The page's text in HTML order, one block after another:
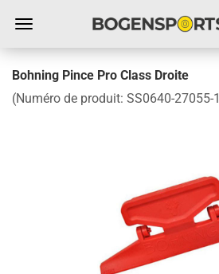
Bohning Pince Pro Class Droite
(Numéro de produit: SS0640-27055-1